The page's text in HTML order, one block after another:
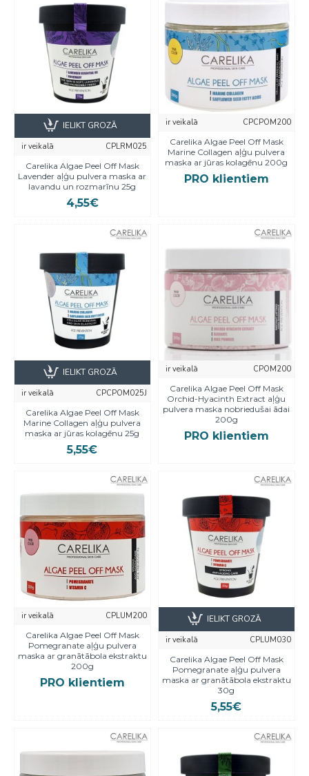
ir veikalā
CPLRM025
Carelika Algae Peel Off Mask
Lavender aļģu pulvera maska ar
lavandu un rozmarīnu 25g
4,55€
IELIKT GROZĀ ir veikalā
CPCPOM200
Carelika Algae Peel Off Mask
Marine Collagen aļģu pulvera
maska ar jūras kolagēnu 200g
PRO klientiem
ir veikalā
CPCPOM025J
Carelika Algae Peel Off Mask
Marine Collagen aļģu pulvera
maska ar jūras kolagēnu 25g
5,55€
IELIKT GROZĀ ir veikalā
CPOM200
Carelika Algae Peel Off Mask
Orchid-Hyacinth Extract aļģu
pulvera maska nobriedušai ādai
200g
PRO klientiem
ir veikalā
CPLUM200
Carelika Algae Peel Off Mask
Pomegranate aļģu pulvera
maska ar granātābola ekstraktu
200g
PRO klientiem
ir veikalā
CPLUM030
Carelika Algae Peel Off Mask
Pomegranate aļģu pulvera
maska ar granātābola ekstraktu
30g
5,55€
IELIKT GROZĀ